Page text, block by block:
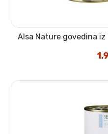
Alsa Nature govedina